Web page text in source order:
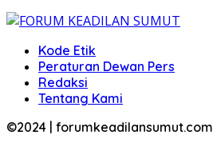
Kode Etik
Peraturan Dewan Pers
Redaksi
Tentang Kami
©2024 | forumkeadilansumut.com